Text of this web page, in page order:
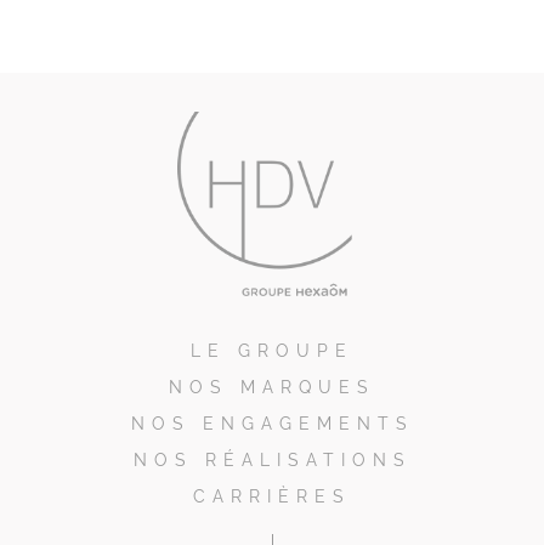
LE GROUPE
NOS MARQUES
NOS ENGAGEMENTS
NOS RÉALISATIONS
CARRIÈRES